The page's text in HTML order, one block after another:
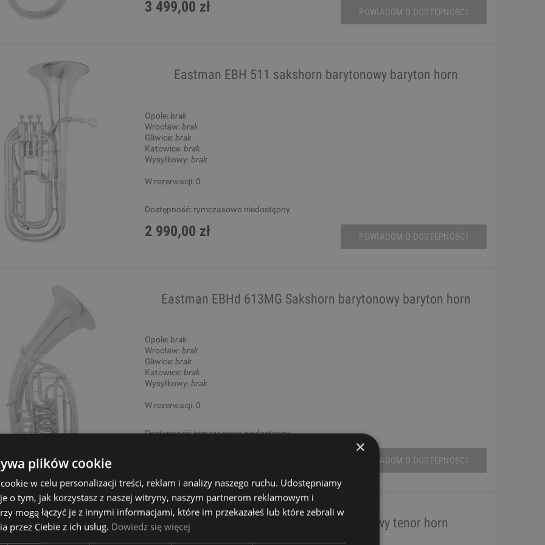
3 499,00 zł POWIADOM O DOSTĘPNOŚCI
Eastman EBH 511 sakshorn barytonowy baryton horn
Opole:brak
Wrocław:brak
Gliwice:brak
Katowice:brak
Wysyłkowy:brak
W rezerwacji: 0
Dostępność: tymczasowo niedostępny
2 990,00 zł POWIADOM O DOSTĘPNOŚCI
Eastman EBHd 613MG Sakshorn barytonowy baryton horn
Opole:brak
Wrocław:brak
Gliwice:brak
Katowice:brak
Wysyłkowy:brak
W rezerwacji: 0
Dostępność:tymczasowo niedostępny
POWIADOM O DOSTĘPNOŚCI
Eastman ETHd 613 Sakshorn tenorowy tenor horn
×
plików cookie
w celu personalizacji treści, reklam i analizy naszego ruchu. Udostępniamy
o tym, jak korzystasz z naszej witryny, naszym partnerom reklamowym i
mogą łączyć je z innymi informacjami, które im przekazałeś lub które zebrali w
przez Ciebie z ich usług. Dowiedz się więcej